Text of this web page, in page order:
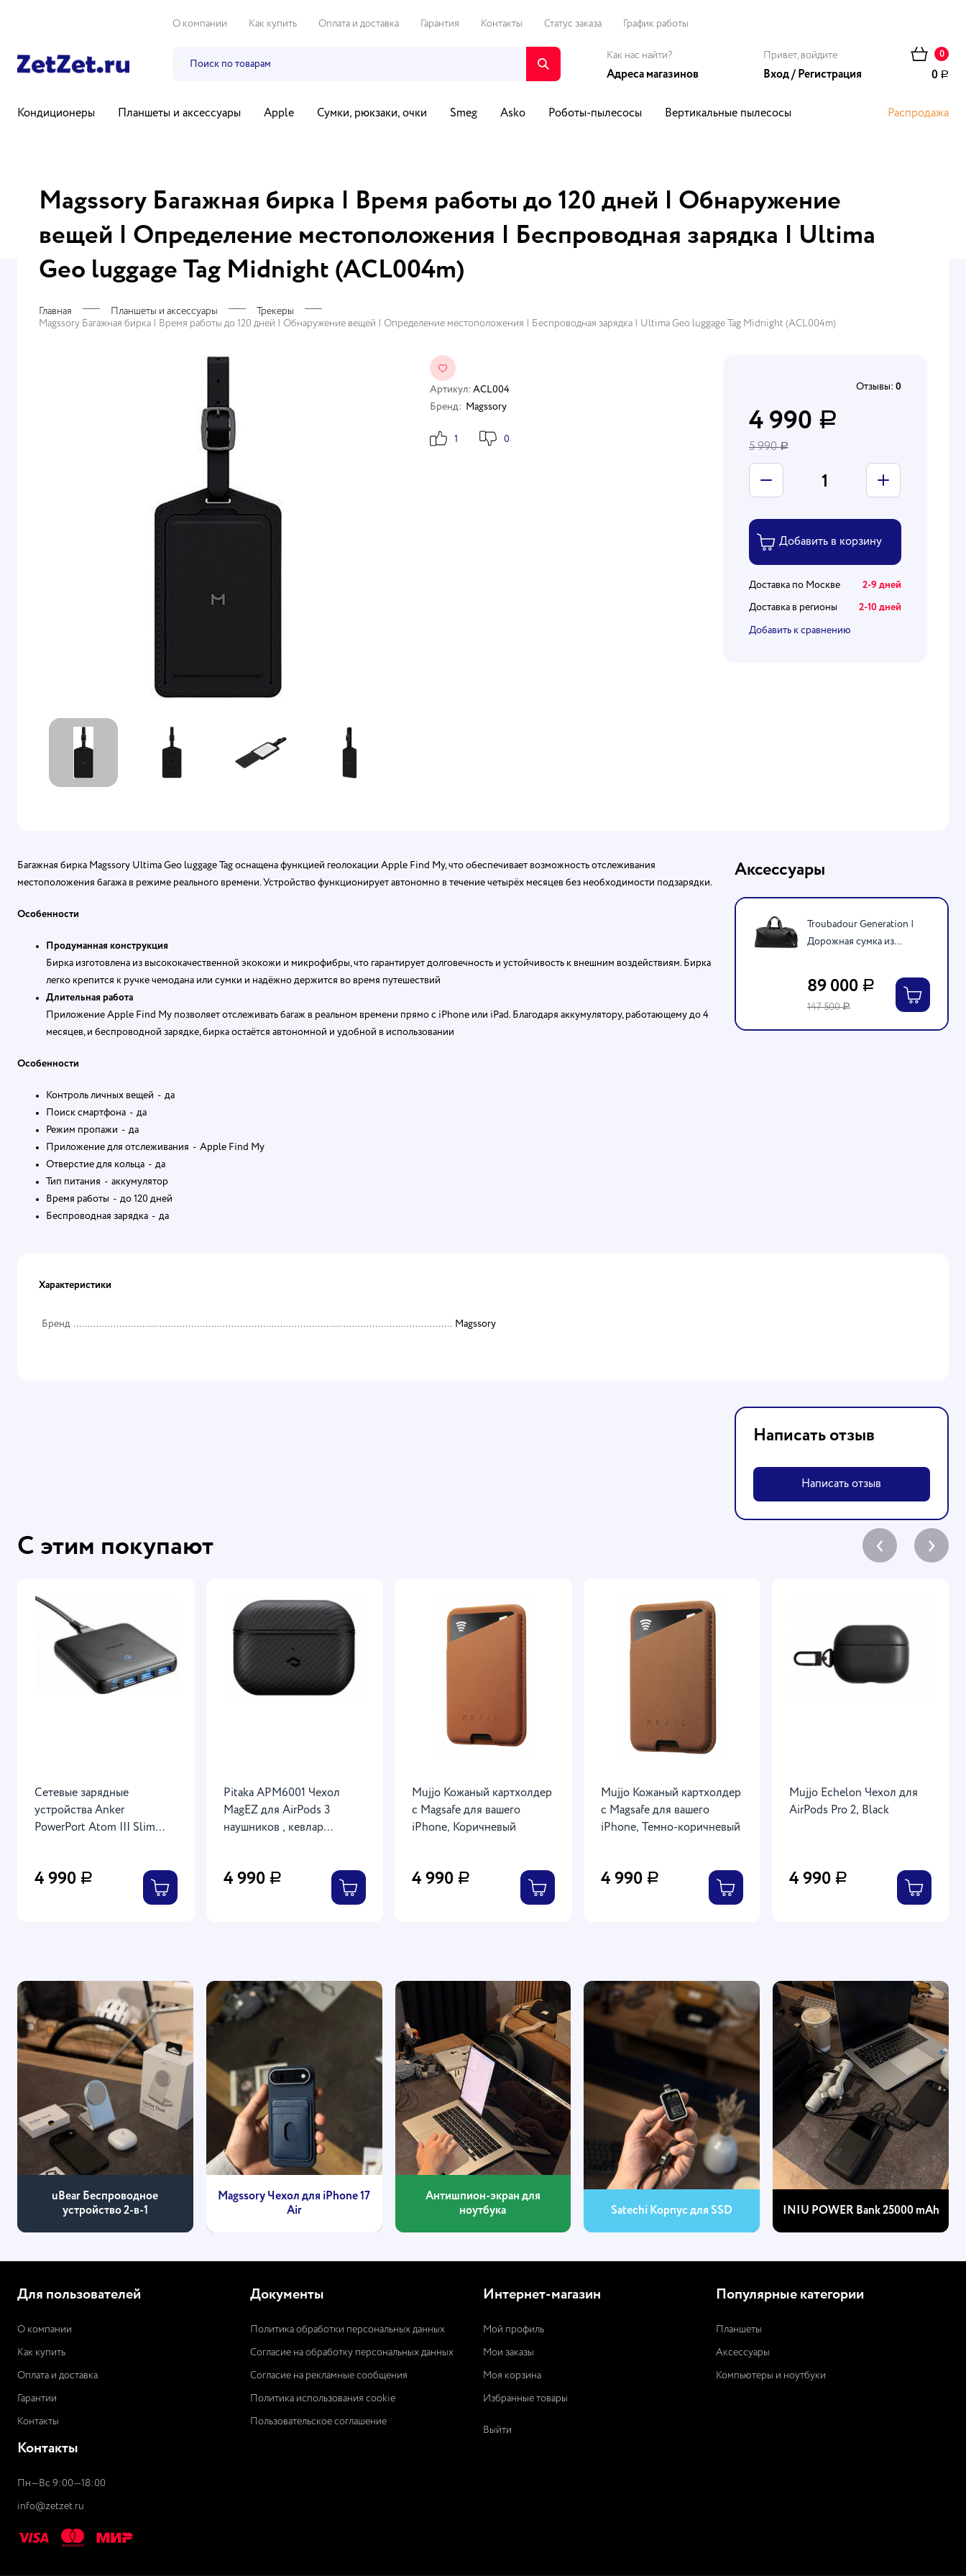
0
0 Р
Привет, войдите
Вход/ Регистрация
О компании Как купить Оплата и доставка Гарантия Контакты Статус заказа График работы
Как нас найти?
Адреса магазинов
Кондиционеры Планшеты и аксессуары Apple Сумки, рюкзаки, очки Smeg Asko Роботы-пылесосы
Вертикальные пылесосы
Распродажа
Magssory Багажная бирка | Время работы до 120 дней | Обнаружение
вещей | Определение местоположения | Беспроводная зарядка | Ultima
Geo luggage Tag Midnight (ACL004m)
Главная Планшеты и аксессуары
Трекеры
Magssory Багажная бирка | Время работы до 120 дней | Обнаружение вещей | Определение местоположения | Беспроводная зарядка | Ultima Geo luggage Tag Midnight (ACL004m)
Артикул: ACL004
Бренд:
Magssory
1 0
Отзывы: 0
4 990 Р
5 990Р
Доставка по Москве 2-9 дней
Доставка в регионы 2-10 дней
Добавить к сравнению
Багажная бирка Magssory Ultima Geo luggage Tag оснащена функцией геолокации Apple Find My, что обеспечивает возможность отслеживания
местоположения багажа в режиме реального времени. Устройство функционирует автономно в течение четырёх месяцев без необходимости подзарядки.
Особенности
Продуманная конструкция
Бирка изготовлена из высококачественной экокожи и микрофибры, что гарантирует долговечность и устойчивость к внешним воздействиям. Бирка
легко крепится к ручке чемодана или сумки и надёжно держится во время путешествий
Длительная работа
Приложение Apple Find My позволяет отслеживать багаж в реальном времени прямо с iPhone или iPad. Благодаря аккумулятору, работающему до 4
месяцев, и беспроводной зарядке, бирка остаётся автономной и удобной в использовании
Особенности
Контроль личных вещей - да
Поиск смартфона - да
Режим пропажи - да
Приложение для отслеживания - Apple Find My
Отверстие для кольца - да
Тип питания - аккумулятор
Время работы - до 120 дней
Беспроводная зарядка - да
Аксессуары
Troubadour Generation |
Дорожная сумка из...
89 000 Р
147 500Р
Характеристики
Бренд Magssory
Написать отзыв
Написать отзыв
С этим покупают
Сетевые зарядные
устройства Anker
PowerPort Atom III Slim
4 990 Р
Рitaka APM6001 Чехол
MagEZ для AirPods 3
наушников , кевлар
4 990 Р
Mujjo Кожаный картхолдер
с Magsafe для вашего
iPhone, Коричневый
4 990 Р
Mujjo Кожаный картхолдер
с Magsafe для вашего
iPhone, Темно-коричневый
4 990 Р
Mujjo Echelon Чехол для
AirPods Pro 2, Black
4 990 Р
‹ ›
uBear Беспроводное
устройство 2-в-1
Magssory Чехол для iPhone 17
Air
Антишпион-экран для
ноутбука
Satechi Корпус для SSD INIU POWER Bank 25000 mAh
Для пользователей
О компании
Как купить
Оплата и доставка
Гарантии
Контакты
Документы
Политика обработки персональных данных
Согласие на обработку персональных данных
Согласие на рекламные сообщения
Политика использования cookie
Пользовательское соглашение
Интернет-магазин
Мой профиль
Мои заказы
Моя корзина
Избранные товары
Выйти
Популярные категории
Планшеты
Аксессуары
Компьютеры и ноутбуки
Контакты
Пн—Вс 9:00—18:00
info@zetzet.ru